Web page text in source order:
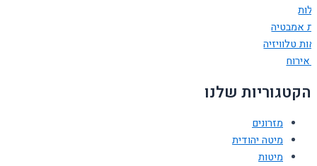
אמבטיה
טלוויזיה
אירוח
הקטגוריות שלנו
מזרונים
מיטה יהודית
מיטות